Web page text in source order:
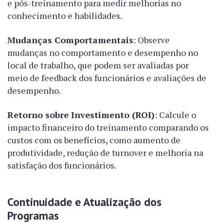
e pós-treinamento para medir melhorias no
conhecimento e habilidades.
Mudanças Comportamentais: Observe
mudanças no comportamento e desempenho no
local de trabalho, que podem ser avaliadas por
meio de feedback dos funcionários e avaliações de
desempenho.
Retorno sobre Investimento (ROI): Calcule o
impacto financeiro do treinamento comparando os
custos com os benefícios, como aumento de
produtividade, redução de turnover e melhoria na
satisfação dos funcionários.
Continuidade e Atualização dos
Programas